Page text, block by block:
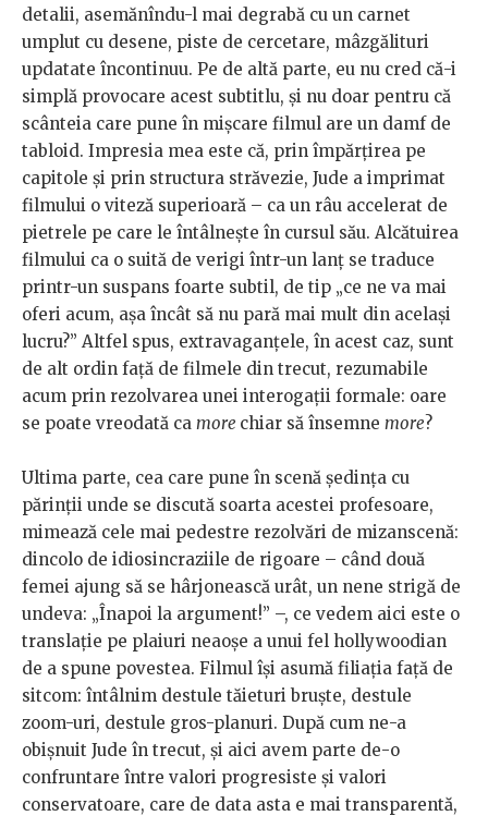
detalii, asemănîndu-l mai degrabă cu un carnet
umplut cu desene, piste de cercetare, mâzgălituri
updatate încontinuu. Pe de altă parte, eu nu cred că-i
simplă provocare acest subtitlu, și nu doar pentru că
scânteia care pune în mișcare filmul are un damf de
tabloid. Impresia mea este că, prin împărțirea pe
capitole și prin structura străvezie, Jude a imprimat
filmului o viteză superioară – ca un râu accelerat de
pietrele pe care le întâlnește în cursul său. Alcătuirea
filmului ca o suită de verigi într-un lanț se traduce
printr-un suspans foarte subtil, de tip „ce ne va mai
oferi acum, așa încât să nu pară mai mult din același
lucru?” Altfel spus, extravaganțele, în acest caz, sunt
de alt ordin față de filmele din trecut, rezumabile
acum prin rezolvarea unei interogații formale: oare
se poate vreodată ca more chiar să însemne more?
Ultima parte, cea care pune în scenă ședința cu
părinții unde se discută soarta acestei profesoare,
mimează cele mai pedestre rezolvări de mizanscenă:
dincolo de idiosincraziile de rigoare – când două
femei ajung să se hârjonească urât, un nene strigă de
undeva: „Înapoi la argument!” –, ce vedem aici este o
translație pe plaiuri neaoșe a unui fel hollywoodian
de a spune povestea. Filmul își asumă filiația față de
sitcom: întâlnim destule tăieturi bruște, destule
zoom-uri, destule gros-planuri. După cum ne-a
obișnuit Jude în trecut, și aici avem parte de-o
confruntare între valori progresiste și valori
conservatoare, care de data asta e mai transparentă,